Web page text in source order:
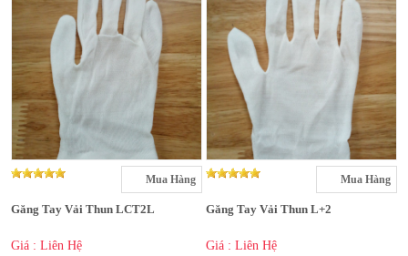
Mua Hàng
Găng Tay Vải Thun LCT2L
Giá : Liên Hệ
Mua Hàng
Găng Tay Vải Thun L+2
Giá : Liên Hệ